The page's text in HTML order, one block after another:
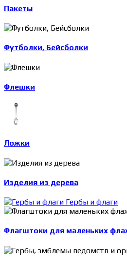
Пакеты
Футболки, Бейсболки
Флешки
Ложки
Изделия из дерева
Гербы и флаги
Флагштоки для маленьких